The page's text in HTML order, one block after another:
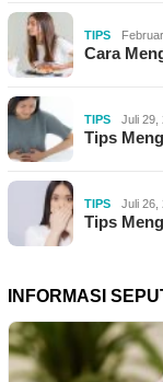
TIPS
Cara
TIPS Juli 29,
Tips
TIPS Juli 26,
Tips
INFORMASI